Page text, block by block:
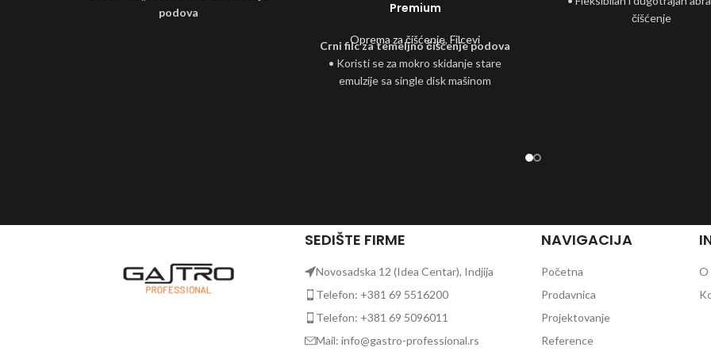
podova
Premium
Oprema za čišćenje, Filcevi
Crni filc za temeljno čišćenje podova
• Koristi se za mokro skidanje stare
emulzije sa single disk mašinom
čišćenje
SEDIŠTE FIRME
Novosadska 12 (Idea Centar), Indjija
Telefon: +381 69 5516200
Telefon: +381 69 5096011
Mail: info@gastro-professional.rs
NAVIGACIJA
Početna
Prodavnica
Projektovanje
Reference
O